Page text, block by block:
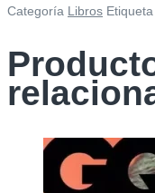
Categoría Libros Etiqueta